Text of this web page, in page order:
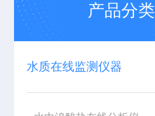
产品分类
水质在线监测仪器